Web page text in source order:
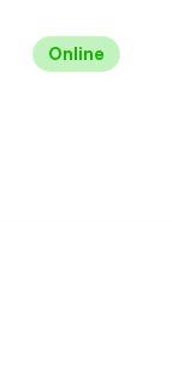
Online